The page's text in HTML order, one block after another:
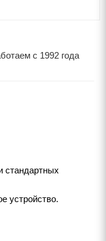
с 1992 года
стандартных
устройство.